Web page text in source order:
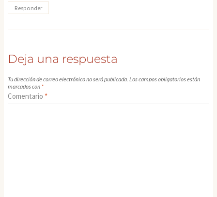
Responder
Deja una respuesta
Tu dirección de correo electrónico no será publicada. Los campos obligatorios están
marcados con *
Comentario *